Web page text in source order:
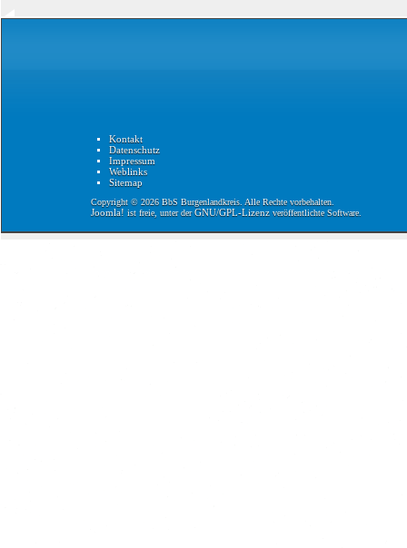
Kontakt
Datenschutz
Impressum
Weblinks
Sitemap
Copyright © 2026 BbS Burgenlandkreis. Alle Rechte vorbehalten.
Joomla! ist freie, unter derGNU/GPL-Lizenzveröffentlichte Software.